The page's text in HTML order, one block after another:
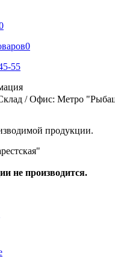
0
55
/ Офис: Метро
продукции.
не производится.